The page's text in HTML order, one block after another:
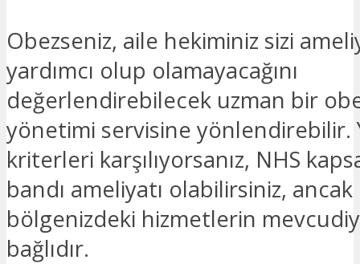
Obezseniz, aile hekiminiz sizi
yardımcı olup olamayacağını
değerlendirebilecek uzman bir
yönetimi servisine yönlendirebilir.
kriterleri karşılıyorsanız, NHS
bandı ameliyatı olabilirsiniz,
bölgenizdeki hizmetlerin
bağlıdır.